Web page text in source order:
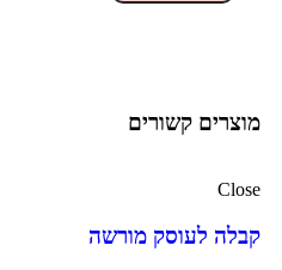
מוצרים קשורים
Close
קבלה לעוסק מורשה